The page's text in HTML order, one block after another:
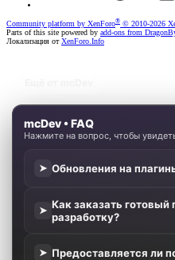
Community platform by XenForo® © 2010-2026
Parts of this site powered by add-ons from
Локализация отXenForo.Info
mcDev • FAQ
Нажмите на вопрос, чтобы
➤ Обновления на
➤ Как заказать
разработку?
➤ Предоставляется ли